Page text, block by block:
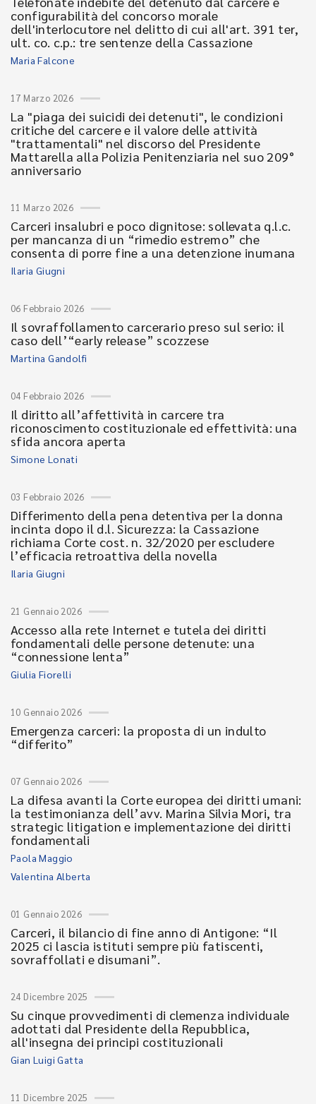
configurabilità del concorso morale
dell'interlocutore nel delitto di cui all'art. 391 ter,
ult. co. c.p.: tre sentenze della Cassazione
Maria Falcone
17 Marzo 2026
La "piaga dei suicidi dei detenuti", le condizioni
critiche del carcere e il valore delle attività
"trattamentali" nel discorso del Presidente
Mattarella alla Polizia Penitenziaria nel suo 209°
anniversario
11 Marzo 2026
Carceri insalubri e poco dignitose: sollevata q.l.c.
per mancanza di un “rimedio estremo” che
consenta di porre fine a una detenzione inumana
Ilaria Giugni
06 Febbraio 2026
Il sovraffollamento carcerario preso sul serio: il
caso dell’“early release” scozzese
Martina Gandolfi
04 Febbraio 2026
Il diritto all’affettività in carcere tra
riconoscimento costituzionale ed effettività: una
sfida ancora aperta
Simone Lonati
03 Febbraio 2026
Differimento della pena detentiva per la donna
incinta dopo il d.l. Sicurezza: la Cassazione
richiama Corte cost. n. 32/2020 per escludere
l’efficacia retroattiva della novella
Ilaria Giugni
21 Gennaio 2026
Accesso alla rete Internet e tutela dei diritti
fondamentali delle persone detenute: una
“connessione lenta”
Giulia Fiorelli
10 Gennaio 2026
Emergenza carceri: la proposta di un indulto
“differito”
07 Gennaio 2026
La difesa avanti la Corte europea dei diritti umani:
la testimonianza dell’avv. Marina Silvia Mori, tra
strategic litigation e implementazione dei diritti
fondamentali
Paola Maggio
Valentina Alberta
01 Gennaio 2026
Carceri, il bilancio di fine anno di Antigone: “Il
2025 ci lascia istituti sempre più fatiscenti,
sovraffollati e disumani”.
24 Dicembre 2025
Su cinque provvedimenti di clemenza individuale
adottati dal Presidente della Repubblica,
all'insegna dei principi costituzionali
Gian Luigi Gatta
11 Dicembre 2025